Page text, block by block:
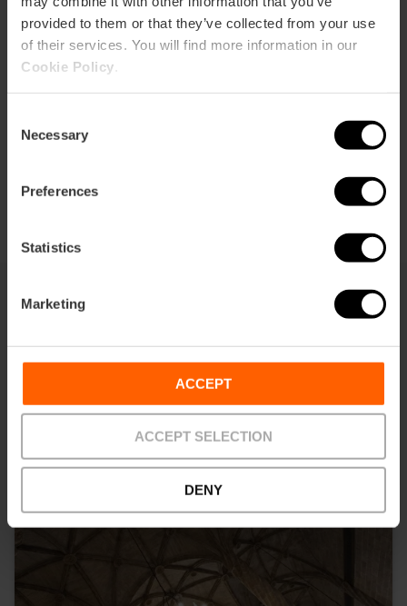
provided to them or that they’ve collected from your use
of their services. You will find more information in our
Cookie Policy
Selection
Necessary
Preferences
Statistics
Marketing
ACCEPT
ACCEPT SELECTION
DENY
Kontakt
Email*